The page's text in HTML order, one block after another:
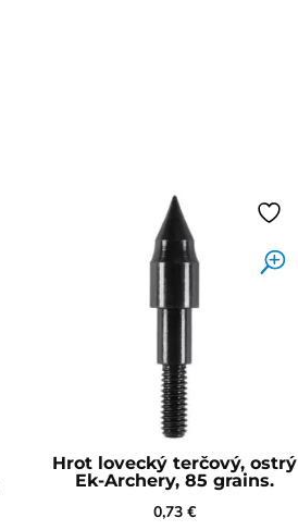
Hrot lovecký terčový, ostrý
Ek-Archery, 85 grains.
0,73 €